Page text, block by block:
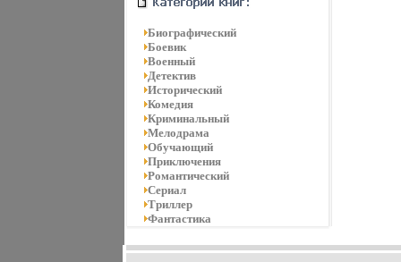
Биографический
Боевик
Военный
Детектив
Исторический
Комедия
Криминальный
Мелодрама
Обучающий
Приключения
Романтический
Сериал
Триллер
Фантастика